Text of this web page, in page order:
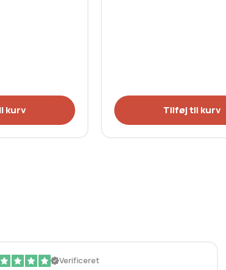
kurv Tilføj til kurv
Verificeret